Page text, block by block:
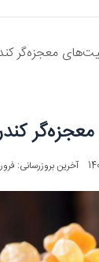
معجزه‌گر کندر که
کندر که
آخرین بروزرسانی: فروردین